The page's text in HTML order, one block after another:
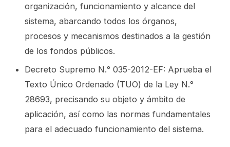
organización, funcionamiento y alcance del
sistema, abarcando todos los órganos,
procesos y mecanismos destinados a la gestión
de los fondos públicos.
Decreto Supremo N.° 035-2012-EF: Aprueba el
Texto Único Ordenado (TUO) de la Ley N.°
28693, precisando su objeto y ámbito de
aplicación, así como las normas fundamentales
para el adecuado funcionamiento del sistema.